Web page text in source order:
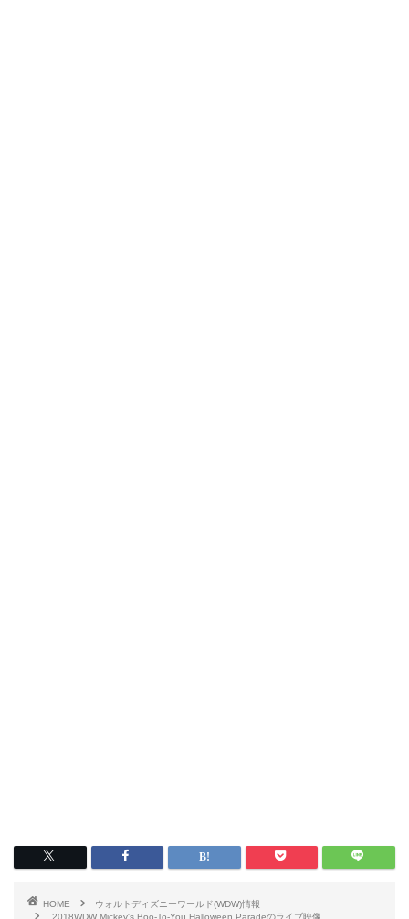
HOME
ウォルトディズニーワールド(WDW)情報
2018WDW Mickey's Boo-To-You Halloween Paradeのライブ映像